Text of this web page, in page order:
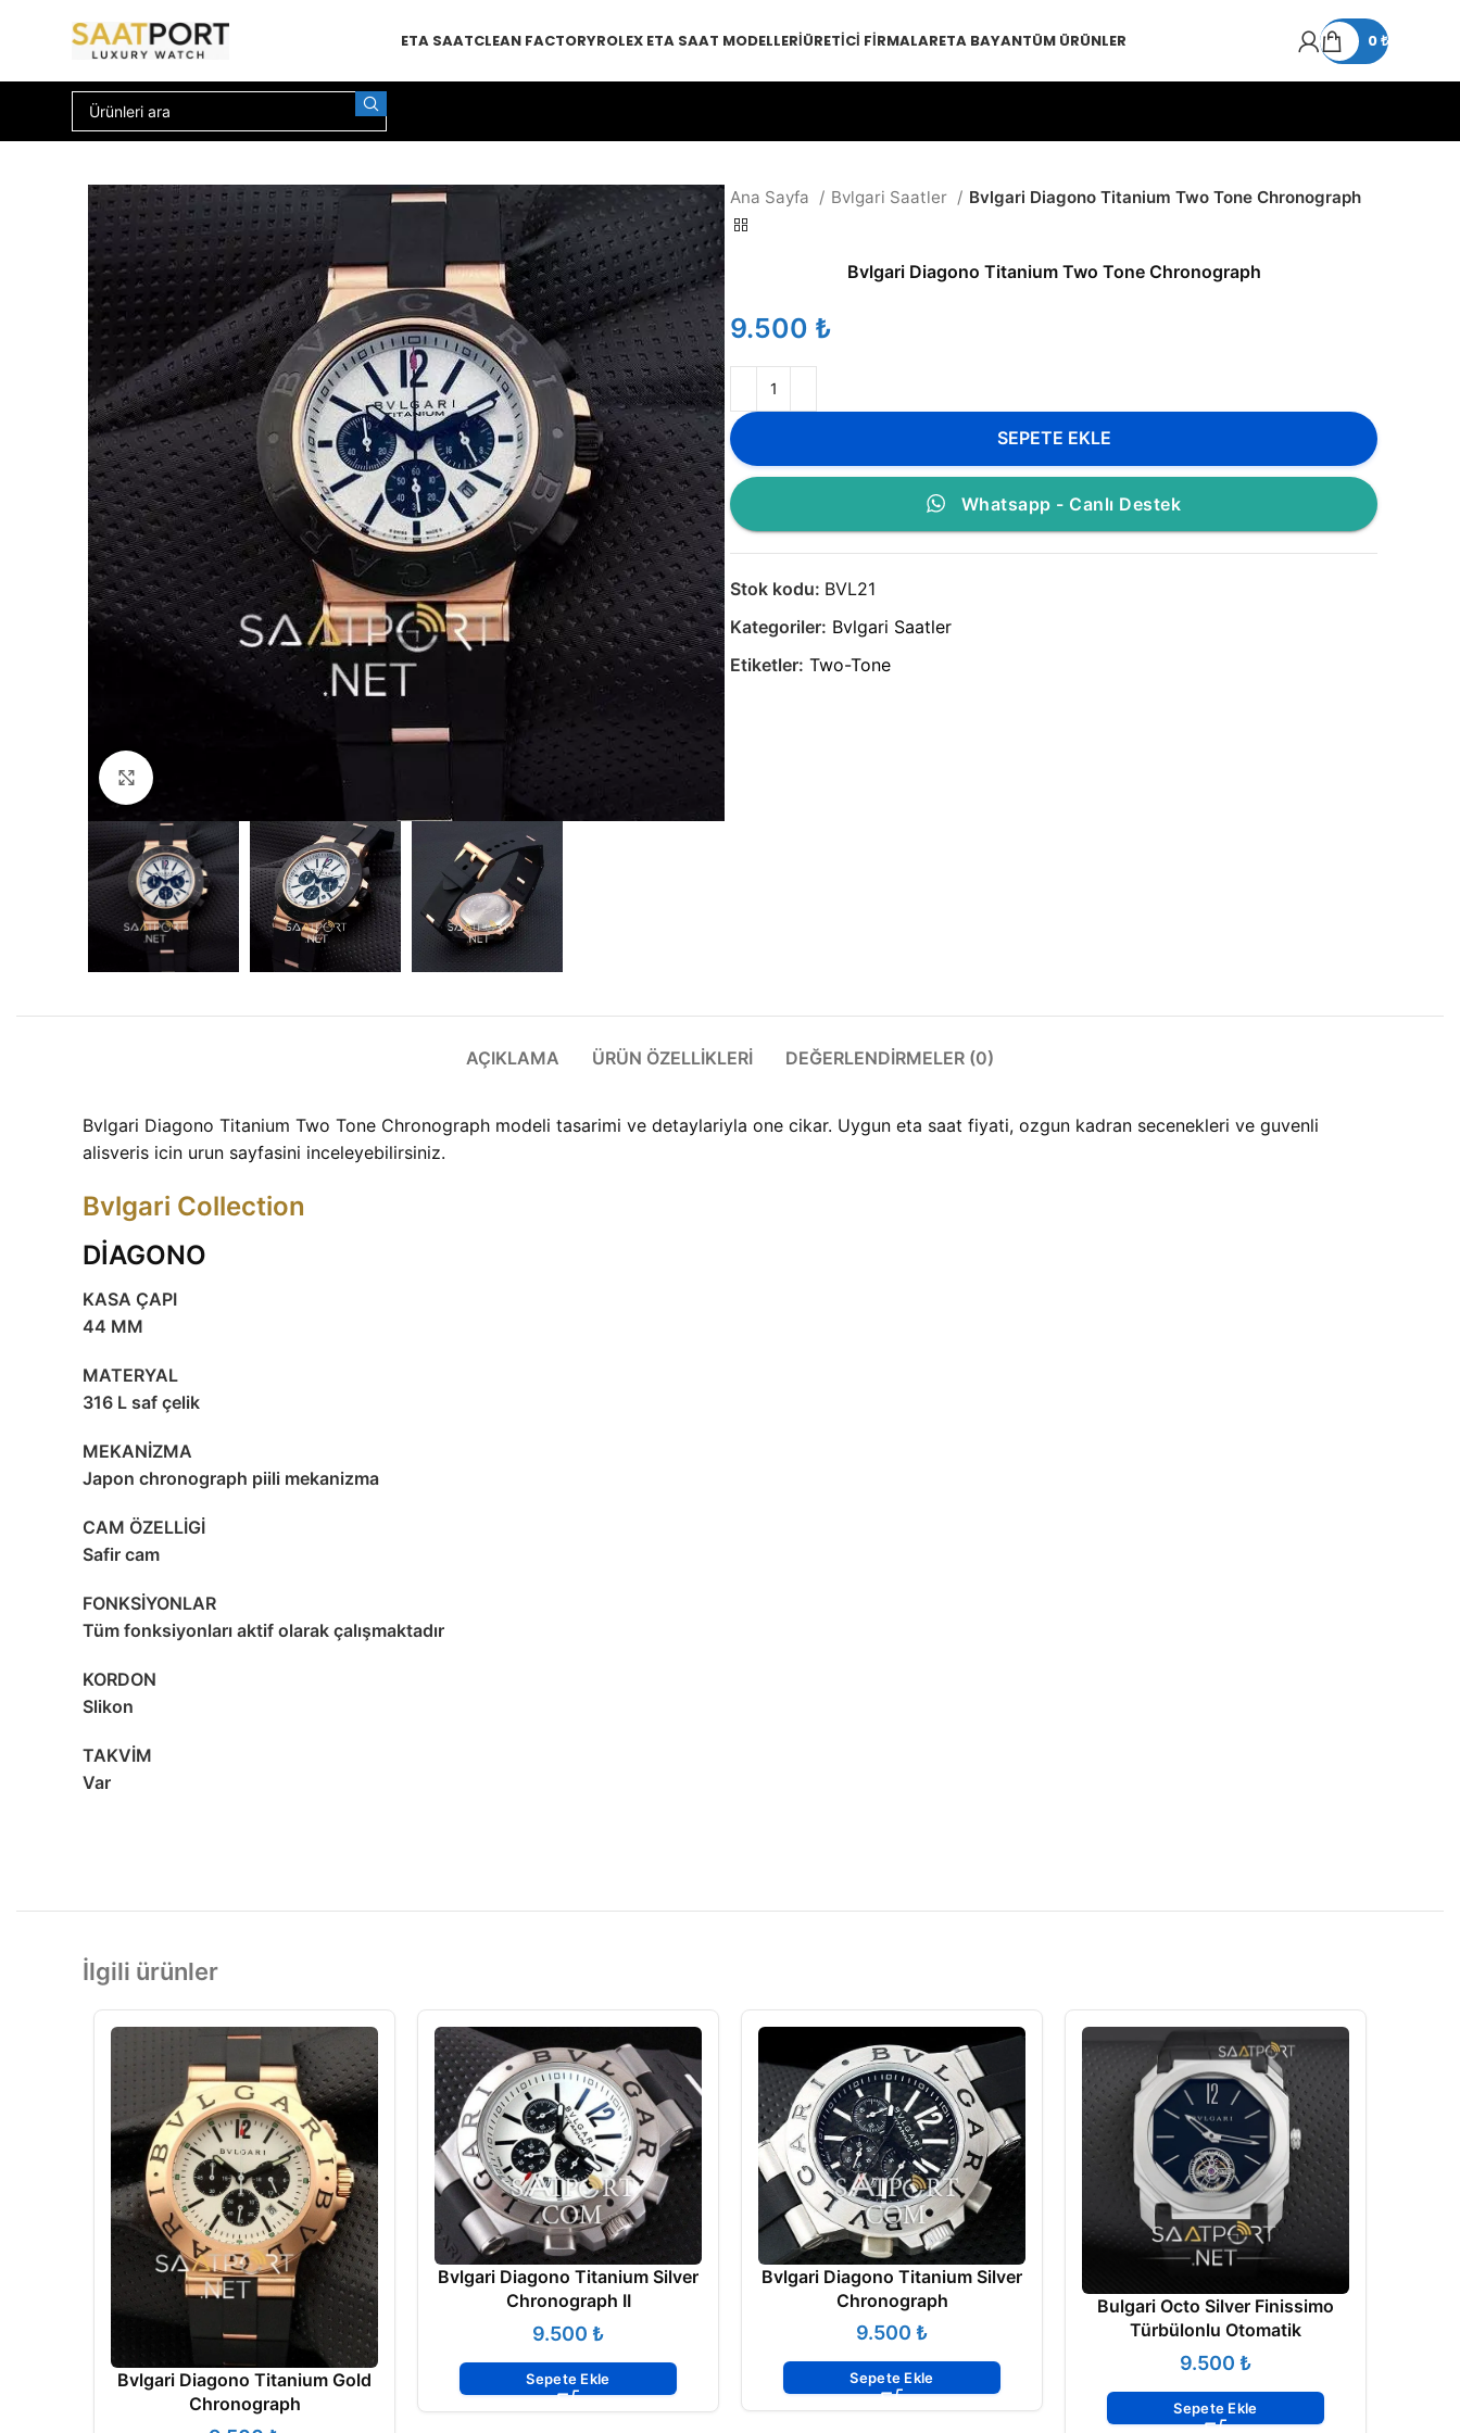
ETA SAATCLEAN FACTORYROLEX ETA SAAT MODELLERIÜRETICI FIRMALARETA BAYANTÜM ÜRÜNLER 0₺
Ana Sayfa Bvlgari Saatler Bvlgari Diagono Titanium Two Tone Chronograph
Bvlgari Diagono Titanium Two Tone Chronograph
₺
SEPETE EKLE
Whatsapp - Canlı Destek
Stok kodu: BVL21
Kategoriler: Bvlgari Saatler
Etiketler: Two-Tone
AÇIKLAMA ÜRÜN ÖZELLIKLERI DEĞERLENDIRMELER (0)
Bvlgari Diagono Titanium Two Tone Chronograph modeli tasarimi ve detaylariyla one cikar. Uygun eta saat fiyati, ozgun kadran secenekleri ve guvenli
alisveris icin urun sayfasini inceleyebilirsiniz.
Bvlgari Collection
DİAGONO
KASA ÇAPI
44 MM
MATERYAL
316 L saf çelik
MEKANİZMA
Japon chronograph piili mekanizma
CAM ÖZELLİGİ
Safir cam
FONKSİYONLAR
Tüm fonksiyonları aktif olarak çalışmaktadır
KORDON
Slikon
TAKVİM
Var
İlgili ürünler
Bvlgari Diagono Titanium Gold
Chronograph
Bvlgari Diagono Titanium Silver
Chronograph II
₺
Sepete Ekle
Bvlgari Diagono Titanium Silver
Chronograph
₺
Sepete Ekle
Bulgari Octo Silver Finissimo
Türbülonlu Otomatik
₺
Sepete Ekle